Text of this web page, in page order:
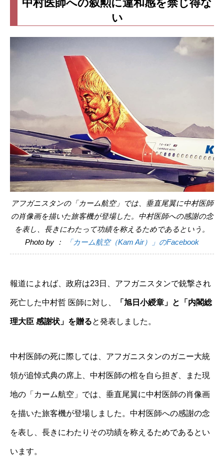
中村医師への叙勲に違和感を禁じ得な
い
アフガニスタンの「カーム航空」では、垂直尾翼に中村医師
の肖像画を描いた旅客機が登場した。中村医師への感謝の念
を表し、長きにわたって功績を称えるためであるという。
Photo by ：
「カーム航空（Kam Air）」のFacebook
報道によれば、政府は23日、アフガニスタンで銃撃され
死亡した中村哲 医師に対し、 「旭日小綬章」と「内閣総
理大臣 感謝状」を贈ると発表しました。
中村医師の死に際しては、アフガニスタンのガニー大統
領が追悼式典の席上、中村医師の棺を自ら担ぎ、また現
地の「カーム航空」では、垂直尾翼に中村医師の肖像画
を描いた旅客機が登場しました。中村医師への感謝の念
を表し、長きにわたりその功績を称えるためであるとい
います。